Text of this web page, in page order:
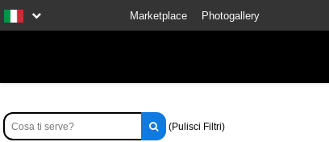
Marketplace Photogallery
(Pulisci Filtri)